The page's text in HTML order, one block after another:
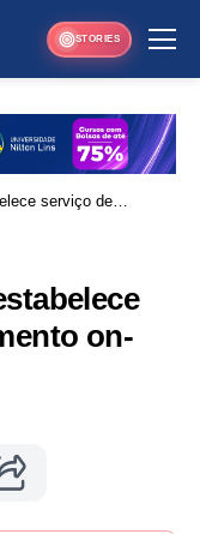
STORIES
serviço de
on-